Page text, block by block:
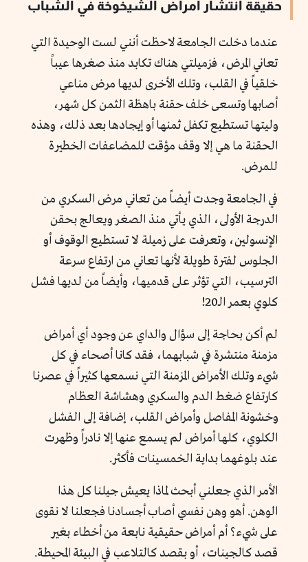
حقيقة انتشار أمراض الشيخوخة في الشباب
عندما دخلت الجامعة لاحظت أنني لست الوحيدة التي
تعاني المرض، فزميلتي هناك تكابد منذ صغرها عيباً
خلقياً في القلب، وتلك الأخرى لديها مرض مناعي
أصابها وتسعى خلف حقنة باهظة الثمن كل شهر،
وليتها تستطيع تكفل ثمنها أو إيجادها بعد ذلك، وهذه
الحقنة ما هي إلا وقف مؤقت للمضاعفات الخطيرة
للمرض.
في الجامعة وجدت أيضاً من تعاني مرض السكري من
الدرجة الأولى، الذي يأتي منذ الصغر ويعالج بحقن
الإنسولين، وتعرفت على زميلة لا تستطيع الوقوف أو
الجلوس لفترة طويلة لأنها تعاني من ارتفاع سرعة
الترسيب، التي تؤثر على قدميها، وأيضاً من لديها فشل
كلوي بعمر الـ20!
لم أكن بحاجة إلى سؤال والداي عن وجود أي أمراض
مزمنة منتشرة في شبابهما، فقد كانا أصحاء في كل
شيء وتلك الأمراض المزمنة التي نسمعها كثيراً في عصرنا
كارتفاع ضغط الدم والسكري وهشاشة العظام
وخشونة المفاصل وأمراض القلب، إضافة إلى الفشل
الكلوي، كلها أمراض لم يسمع عنها إلا نادراً وظهرت
عند بلوغهما بداية الخمسينات فأكثر.
الأمر الذي جعلني أبحث لماذا يعيش جيلنا كل هذا
الوهن. أهو وهن نفسي أصاب أجسادنا فجعلنا لا نقوى
على شيء؟ أم أمراض حقيقية نابعة من أخطاء بغير
قصد كالجينات، أو بقصد كالتلاعب في البيئة المحيطة.